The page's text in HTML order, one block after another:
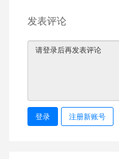
发表评论
登录 注册新账号